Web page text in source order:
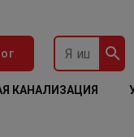
КАНАЛИЗАЦИЯ